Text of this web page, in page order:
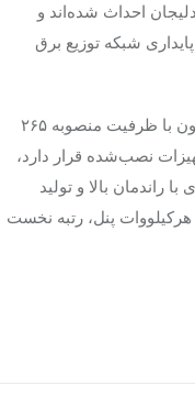
احداث شده‌اند و
شبکه توزیع برق
محمود محمودی افزود: استان مرکزی هم‌اکنون با ظرفیت منصوبه ۲۶۵
نصب‌شده قرار دارد،
راندمان بالا و تولید
هرکیلووات پنل، رتبه نخست